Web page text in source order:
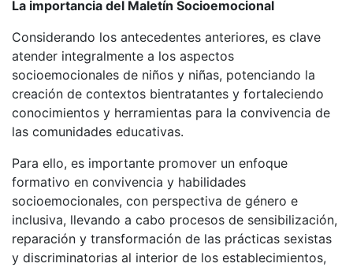
La importancia del Maletín Socioemocional
Considerando los antecedentes anteriores, es clave
atender integralmente a los aspectos
socioemocionales de niños y niñas, potenciando la
creación de contextos bientratantes y fortaleciendo
conocimientos y herramientas para la convivencia de
las comunidades educativas.
Para ello, es importante promover un enfoque
formativo en convivencia y habilidades
socioemocionales, con perspectiva de género e
inclusiva, llevando a cabo procesos de sensibilización,
reparación y transformación de las prácticas sexistas
y discriminatorias al interior de los establecimientos,